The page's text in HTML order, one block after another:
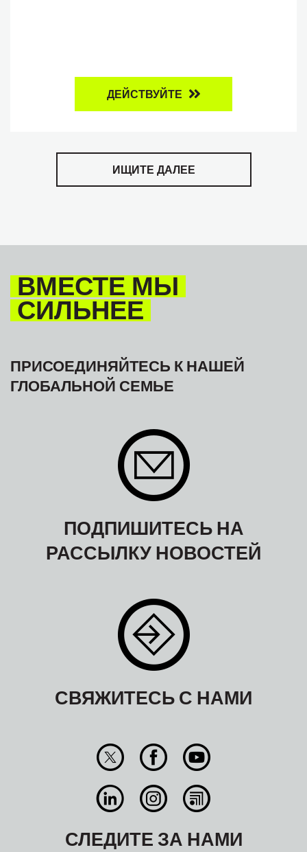
ДЕЙСТВУЙТЕ
ИЩИТЕ ДАЛЕЕ
ВМЕСТЕ МЫ
СИЛЬНЕЕ
ПРИСОЕДИНЯЙТЕСЬ К НАШЕЙ
ГЛОБАЛЬНОЙ СЕМЬЕ
ПОДПИШИТЕСЬ НА
РАССЫЛКУ НОВОСТЕЙ
СВЯЖИТЕСЬ С НАМИ
СЛЕДИТЕ ЗА НАМИ